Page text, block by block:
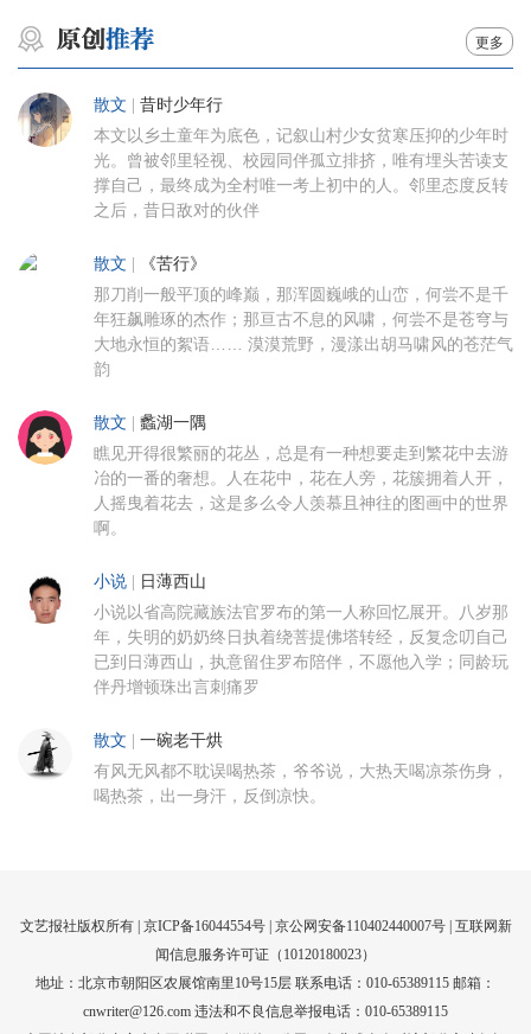
更多
散文 昔时少年行
本文以乡土童年为底色，记叙山村少女贫寒压抑的少年时
光。曾被邻里轻视、校园同伴孤立排挤，唯有埋头苦读支
撑自己，最终成为全村唯一考上初中的人。邻里态度反转
之后，昔日敌对的伙伴
散文 《苦行》
那刀削一般平顶的峰巅，那浑圆巍峨的山峦，何尝不是千
年狂飙雕琢的杰作；那亘古不息的风啸，何尝不是苍穹与
大地永恒的絮语…… 漠漠荒野，漫漾出胡马啸风的苍茫气
韵
散文 蠡湖一隅
瞧见开得很繁丽的花丛，总是有一种想要走到繁花中去游
冶的一番的奢想。人在花中，花在人旁，花簇拥着人开，
人摇曳着花去，这是多么令人羡慕且神往的图画中的世界
啊。
小说 日薄西山
小说以省高院藏族法官罗布的第一人称回忆展开。八岁那
年，失明的奶奶终日执着绕菩提佛塔转经，反复念叨自己
已到日薄西山，执意留住罗布陪伴，不愿他入学；同龄玩
伴丹增顿珠出言刺痛罗
散文 一碗老干烘
有风无风都不耽误喝热茶，爷爷说，大热天喝凉茶伤身，
喝热茶，出一身汗，反倒凉快。
文艺报社版权所有 | 京ICP备16044554号| 京公网安备110402440007号 | 互联网新
闻信息服务许可证（10120180023）
地址：北京市朝阳区农展馆南里10号15层 联系电话：010-65389115 邮箱：
cnwriter@126.com 违法和不良信息举报电话：010-65389115